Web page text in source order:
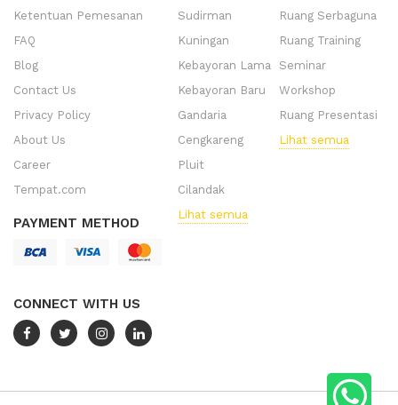
Ketentuan Pemesanan
FAQ
Blog
Contact Us
Privacy Policy
About Us
Career
Tempat.com
PAYMENT METHOD
CONNECT WITH US
Sudirman
Kuningan
Kebayoran Lama
Kebayoran Baru
Gandaria
Cengkareng
Pluit
Cilandak
Lihat semua
Ruang Serbaguna
Ruang Training
Seminar
Workshop
Ruang Presentasi
Lihat semua